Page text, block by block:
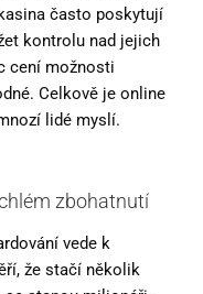
často poskytují
kontrolu nad jejich
cení možnosti
Celkově je online
lidé myslí.
zbohatnutí
vede k
že stačí několik